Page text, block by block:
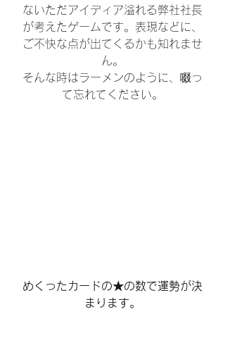
ないただアイディア溢れる弊社社長
が考えたゲームです。表現などに、
ご不快な点が出てくるかも知れませ
ん。
そんな時はラーメンのように、啜っ
て忘れてください。
めくったカードの★の数で運勢が決
まります。